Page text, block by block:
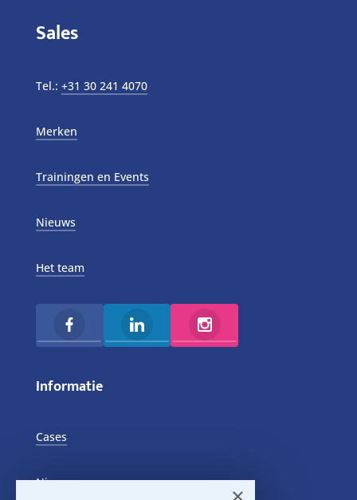
Sales
Tel.: +31 30 241 4070
Merken
Trainingen en Events
Nieuws
Het team
Informatie
Cases
Nieuws